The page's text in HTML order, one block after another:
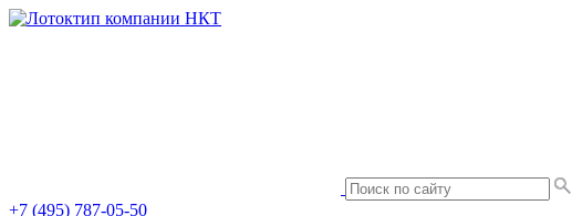
+7 (495) 787-05-50